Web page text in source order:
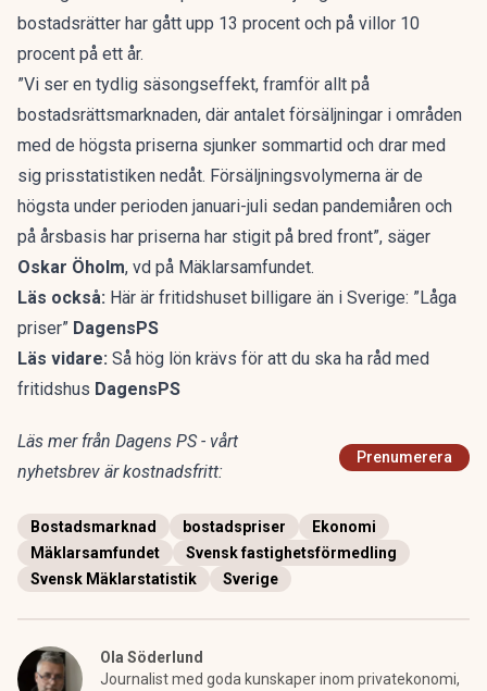
bostadsrätter har gått upp 13 procent och på villor 10
procent på ett år.
”Vi ser en tydlig säsongseffekt, framför allt på
bostadsrättsmarknaden, där antalet försäljningar i områden
med de högsta priserna sjunker sommartid och drar med
sig prisstatistiken nedåt. Försäljningsvolymerna är de
högsta under perioden januari-juli sedan pandemiåren och
på årsbasis har priserna har stigit på bred front”, säger
Oskar Öholm, vd på Mäklarsamfundet.
Läs också: Här är fritidshuset billigare än i Sverige: ”Låga
priser” DagensPS
Läs vidare: Så hög lön krävs för att du ska ha råd med
fritidshus DagensPS
Läs mer från Dagens PS - vårt
nyhetsbrev är kostnadsfritt:
Prenumerera
Bostadsmarknad bostadspriser
Ekonomi
Mäklarsamfundet
Svensk fastighetsförmedling
Svensk Mäklarstatistik
Sverige
Ola Söderlund
Journalist med goda kunskaper inom privatekonomi,